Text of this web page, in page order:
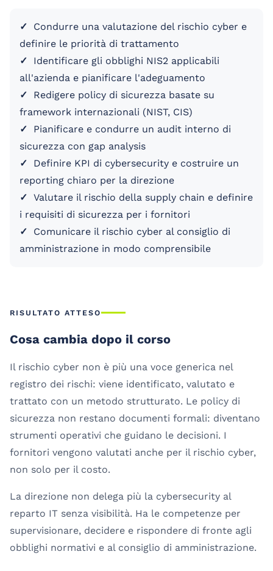
✓ Condurre una valutazione del rischio cyber e
definire le priorità di trattamento
✓ Identificare gli obblighi NIS2 applicabili
all'azienda e pianificare l'adeguamento
✓ Redigere policy di sicurezza basate su
framework internazionali (NIST, CIS)
✓ Pianificare e condurre un audit interno di
sicurezza con gap analysis
✓ Definire KPI di cybersecurity e costruire un
reporting chiaro per la direzione
✓ Valutare il rischio della supply chain e definire
i requisiti di sicurezza per i fornitori
✓ Comunicare il rischio cyber al consiglio di
amministrazione in modo comprensibile
RISULTATO ATTESO
Cosa cambia dopo il corso
Il rischio cyber non è più una voce generica nel
registro dei rischi: viene identificato, valutato e
trattato con un metodo strutturato. Le policy di
sicurezza non restano documenti formali: diventano
strumenti operativi che guidano le decisioni. I
fornitori vengono valutati anche per il rischio cyber,
non solo per il costo.
La direzione non delega più la cybersecurity al
reparto IT senza visibilità. Ha le competenze per
supervisionare, decidere e rispondere di fronte agli
obblighi normativi e al consiglio di amministrazione.